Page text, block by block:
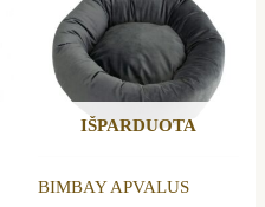
IŠPARDUOTA
BIMBAY APVALUS
has
multiple
variants.
The